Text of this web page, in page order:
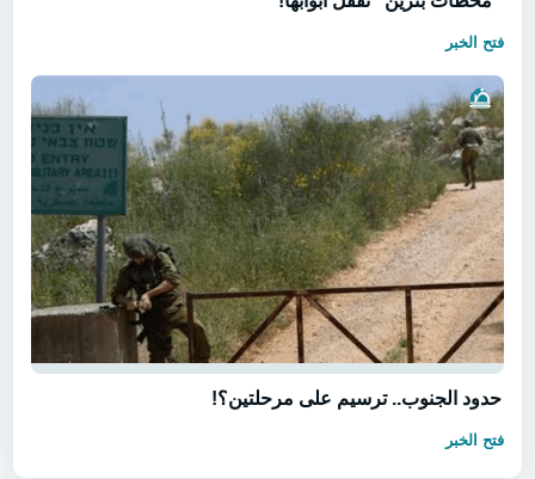
فتح الخبر
حدود الجنوب.. ترسيم على مرحلتين؟!
فتح الخبر